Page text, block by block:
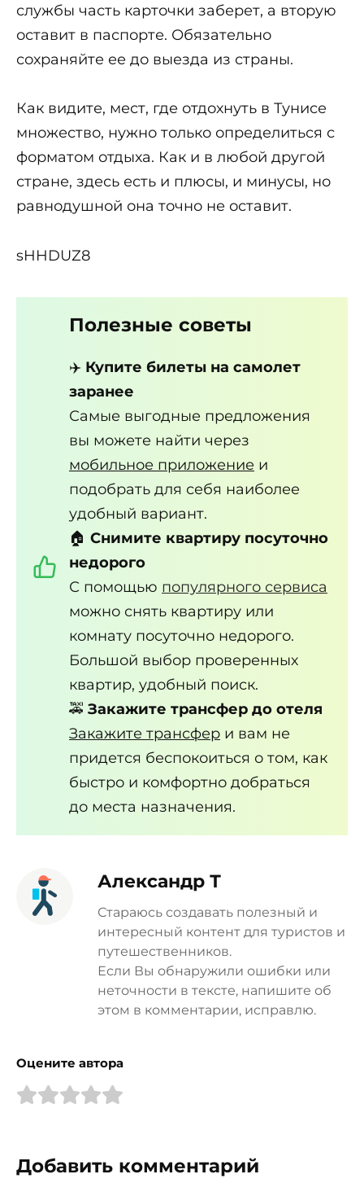
службы часть карточки заберет, а вторую
оставит в паспорте. Обязательно
сохраняйте ее до выезда из страны.
Как видите, мест, где отдохнуть в Тунисе
множество, нужно только определиться с
форматом отдыха. Как и в любой другой
стране, здесь есть и плюсы, и минусы, но
равнодушной она точно не оставит.
sHHDUZ8
Полезные советы
✈️ Купите билеты на самолет
заранее
Самые выгодные предложения
вы можете найти через
мобильное приложение и
подобрать для себя наиболее
удобный вариант.
🏠 Снимите квартиру посуточно
недорого
С помощью популярного сервиса
можно снять квартиру или
комнату посуточно недорого.
Большой выбор проверенных
квартир, удобный поиск.
🚕 Закажите трансфер до отеля
Закажите трансфер и вам не
придется беспокоиться о том, как
быстро и комфортно добраться
до места назначения.
Александр Т
Стараюсь создавать полезный и
интересный контент для туристов и
путешественников.
Если Вы обнаружили ошибки или
неточности в тексте, напишите об
этом в комментарии, исправлю.
Оцените автора
Добавить комментарий